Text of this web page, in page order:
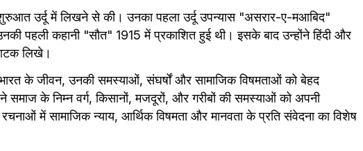
उर्दू में लिखने से की। उनका पहला उर्दू उपन्यास "असरार-ए-मआबिद"
पहली कहानी "सौत" 1915 में प्रकाशित हुई थी। इसके बाद उन्होंने हिंदी और
लिखे।
के जीवन, उनकी समस्याओं, संघर्षों और सामाजिक विषमताओं को बेहद
के निम्न वर्ग, किसानों, मजदूरों, और गरीबों की समस्याओं को अपनी
में सामाजिक न्याय, आर्थिक विषमता और मानवता के प्रति संवेदना का विशेष